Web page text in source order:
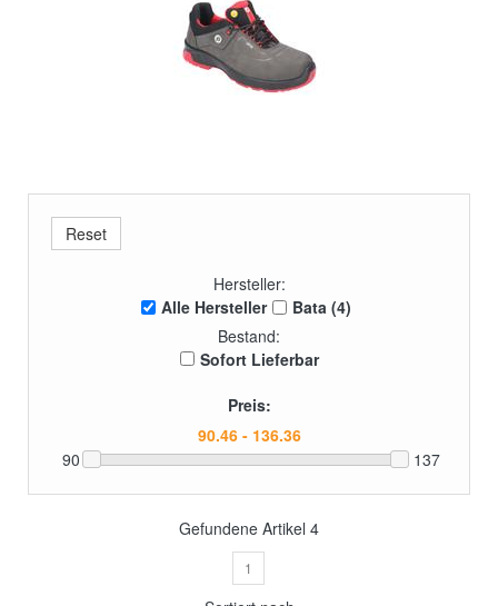
Hersteller:
Alle Hersteller
Bata (4)
Bestand:
Sofort Lieferbar
Preis:
90 137
Gefundene Artikel 4
1